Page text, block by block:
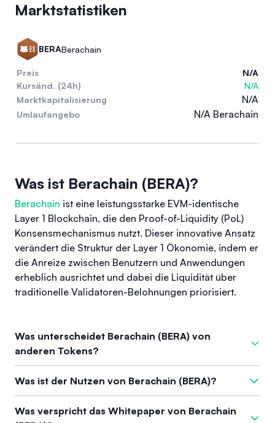
Marktstatistiken
BERABerachain
Preis
N/A
Kursänd. (24h)
N/A
Marktkapitalisierung
N/A
Umlaufangebo N/A Berachain
Was ist Berachain (BERA)?
Berachain ist eine leistungsstarke EVM-identische
Layer 1 Blockchain, die den Proof-of-Liquidity (PoL)
Konsensmechanismus nutzt. Dieser innovative Ansatz
verändert die Struktur der Layer 1 Ökonomie, indem er
die Anreize zwischen Benutzern und Anwendungen
erheblich ausrichtet und dabei die Liquidität über
traditionelle Validatoren-Belohnungen priorisiert.
Was unterscheidet Berachain (BERA) von
anderen Tokens?
Was Berachainvon anderen Token unterscheidet, ist sein
einzigartiger Proof-of-Liquidity-Konsensmechanismus, der
revolutioniert. Dieses Design fördert eine kooperative
Was ist der Nutzen von Berachain (BERA)?
Berachain (BERA) erfüllt mehrere Funktionen innerhalb seines
Ökosystems: Es fungiert als Gas- und Staking-Token für
Was verspricht das Whitepaper von Berachain